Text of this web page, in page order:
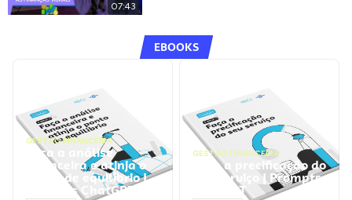
07:43
EBOOKS
GESTÃO FINANCEIRA
Faça a análise
financeira e atinja o
ponto de equilíbrio |
Prompts ChatGPT
GESTÃO FINANCEIRA
Faça a precificação do
seu serviço | Prompts
ChatGPT